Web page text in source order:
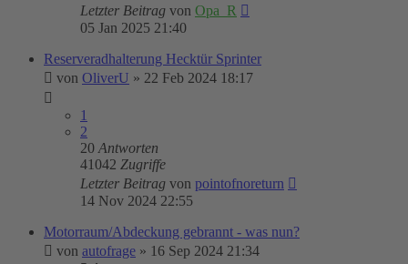
Letzter Beitrag von Opa_R
05 Jan 2025 21:40
Reserveradhalterung Hecktür Sprinter
von OliverU » 22 Feb 2024 18:17
1
2
20 Antworten
41042 Zugriffe
Letzter Beitrag von pointofnoreturn
14 Nov 2024 22:55
Motorraum/Abdeckung gebrannt - was nun?
von autofrage » 16 Sep 2024 21:34